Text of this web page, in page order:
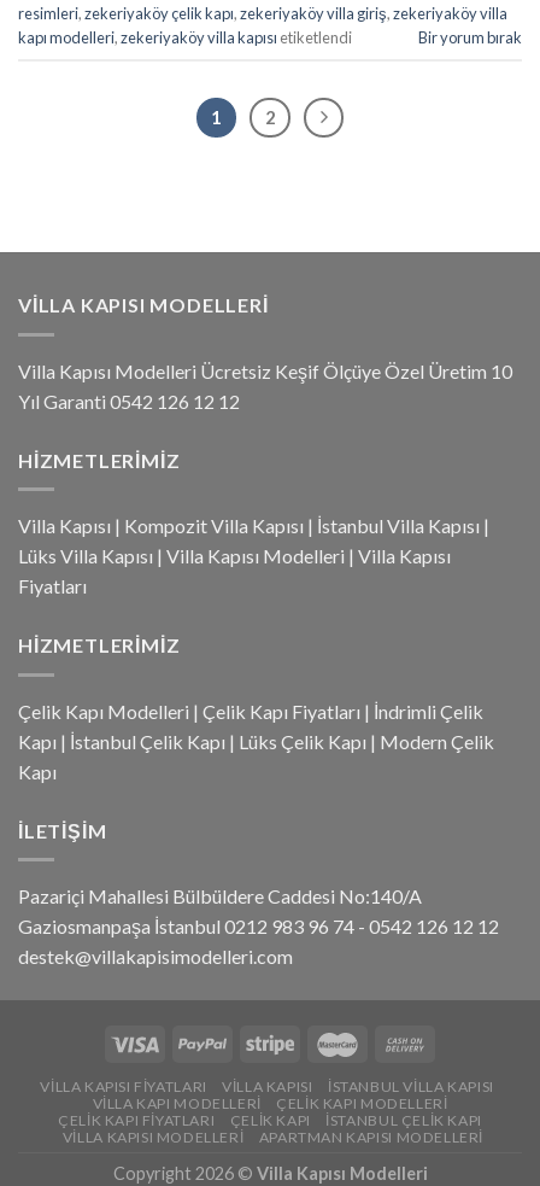
resimleri,zekeriyaköy çelik kapı,zekeriyaköy villa giriş,zekeriyaköy villa
kapı modelleri,zekeriyaköy villa kapısı etiketlendi Bir yorum bırak
1 2
VILLA KAPISI MODELLERI
Villa Kapısı Modelleri Ücretsiz Keşif Ölçüye Özel Üretim 10
Yıl Garanti 0542 126 12 12
HIZMETLERIMIZ
Villa Kapısı | Kompozit Villa Kapısı | İstanbul Villa Kapısı |
Lüks Villa Kapısı | Villa Kapısı Modelleri | Villa Kapısı
Fiyatları
HIZMETLERIMIZ
Çelik Kapı Modelleri | Çelik Kapı Fiyatları | İndrimli Çelik
Kapı | İstanbul Çelik Kapı | Lüks Çelik Kapı | Modern Çelik
Kapı
İLETIŞIM
Pazariçi Mahallesi Bülbüldere Caddesi No:140/A
Gaziosmanpaşa İstanbul 0212 983 96 74 - 0542 126 12 12
destek@villakapisimodelleri.com
VILLA KAPISI FIYATLARI VILLA KAPISI
İSTANBUL VILLA KAPISI
VILLA KAPI MODELLERI
ÇELIK KAPI MODELLERI
ÇELIK KAPI FIYATLARI
ÇELIK KAPI
İSTANBUL ÇELIK KAPI
VILLA KAPISI MODELLERI
APARTMAN KAPISI MODELLERI
Copyright 2026 © Villa Kapısı Modelleri